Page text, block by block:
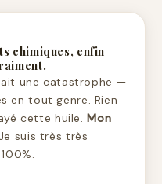
chimiques, enfin
une catastrophe —
en tout genre. Rien
cette huile.Mon
suis très très